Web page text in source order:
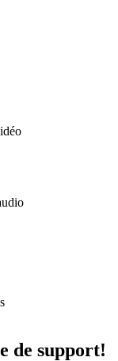
de support!